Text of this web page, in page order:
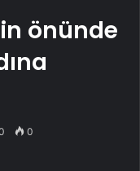
önünde
0